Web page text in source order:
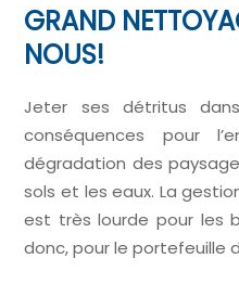
GRAND
NOUS!
Jeter ses détritus
conséquences pour
dégradation des
sols et les eaux. La
est très lourde pour les
donc, pour le portefeuille